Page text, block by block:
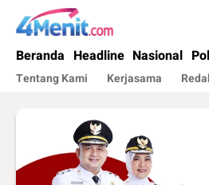
4menit.com
Mengungkap Kisah, Setiap Hari
Beranda Headline Nasional
Tentang Kami Kerjasama